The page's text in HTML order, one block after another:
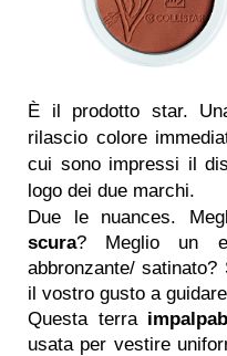
È il prodotto star.
rilascio colore
cui sono impressi il
logo dei due marchi.
Due le nuances.
scura? Meglio un
abbronzante/
il vostro gusto a
Questa terra
usata per vestire